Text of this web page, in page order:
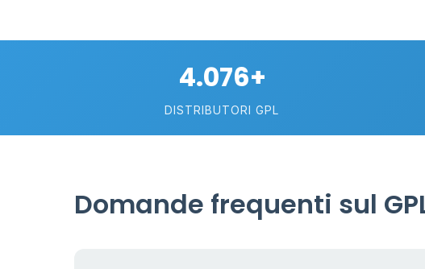
4.076+
DISTRIBUTORI GPL
Domande frequenti sul